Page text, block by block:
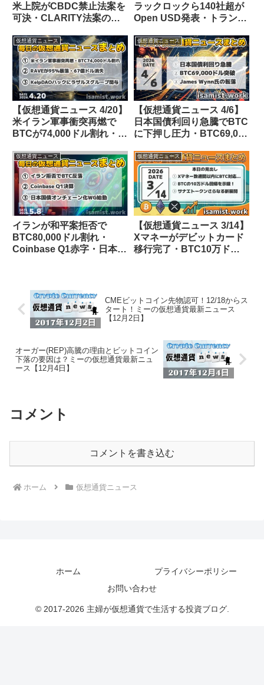
米上院がCBDC禁止法案を
可決・CLARITY法案の署
種類以上の仮想通貨をグリ
ーンリスト登録
ラックロックら140社超が
Open USD発表・トランプ
14億ドル超・メタマスクが
mUSD利回り口座開始【仮
想通貨ニュース 26/7/1】
仮想通貨ニュース
【仮想通貨ニュース 4/20】
米イラン軍事衝突再燃で
BTCが74,000ドル割れ・
し67億ドルが消失・
KelpDAOハックはラザル
スグループ関与の可能性
仮想通貨ニュース
【仮想通貨ニュース 4/6】
日本国債利回り急騰でBTC
に下押し圧力・BTC69,000
ョート清算・James Wynn
が1億ドルから900ドルに
転落
仮想通貨ニュース
イランが和平案拒否で
BTC80,000ドル割れ・
Coinbase Q1赤字・日本国
仮想通貨ニュース
【仮想通貨ニュース 3/14】
Xマネーがデビットカード
移行完了・BTC10万ドル
CMEビットコイン先物認可！12/18からス
タート！ミーの仮想通貨最新ニュース
【12月2日】
オーガー(REP)高騰の理由とビットコイン
下落の要因は？ミーの仮想通貨最新ニュ
ース【12月4日】
コメント
コメントを書き込む
ホーム 仮想通貨ニュース
ホーム
プライバシーポリシー
お問い合わせ
© 2017-2026 主婦が仮想通貨で生活する投資ブログ.